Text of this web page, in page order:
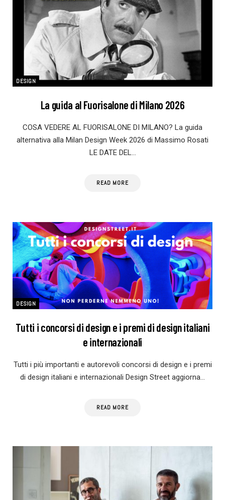
DESIGN
La guida al Fuorisalone di Milano 2026
COSA VEDERE AL FUORISALONE DI MILANO? La guida
alternativa alla Milan Design Week 2026 di Massimo Rosati
LE DATE DEL…
READ MORE
DESIGN
Tutti i concorsi di design e i premi di design italiani
e internazionali
Tutti i più importanti e autorevoli concorsi di design e i premi
di design italiani e internazionali Design Street aggiorna…
READ MORE